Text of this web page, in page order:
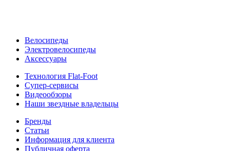
Велосипеды
Электровелосипеды
Аксессуары
Технология Flat-Foot
Супер-сервисы
Видеообзоры
Наши звездные владельцы
Бренды
Статьи
Информация для клиента
Публичная оферта